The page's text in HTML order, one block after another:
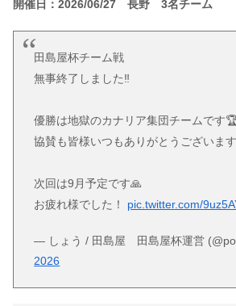
開催日：2026/06/27 長野 3名チーム
田島屋杯チーム戦
無事終了しました‼️
優勝は地獄のカナリア集団チームです
協賛も皆様いつもありがとうございま
次回は9月予定です🙏
お疲れ様でした！ pic.twitter.com/
— しょう / 田島屋 田島屋杯運営
2026